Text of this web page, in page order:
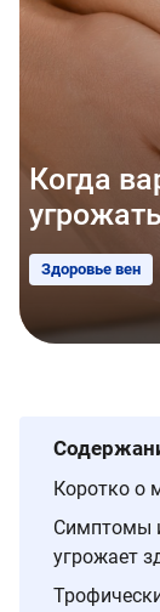
Когда
Здоровье вен
Коротко о
Симптомы
угрожает